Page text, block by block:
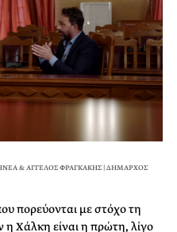
& ΑΓΓΕΛΟΣ ΦΡΑΓΚΑΚΗΣ | ΔΗΜΑΡΧΟΣ
πορεύονται με στόχο τη
η Χάλκη είναι η πρώτη, λίγο